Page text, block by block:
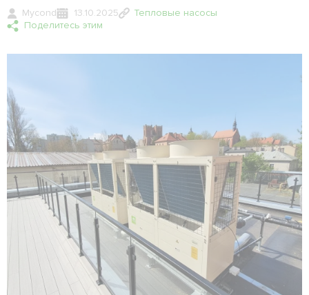
Mycond 13.10.2025
Тепловые насосы
Поделитесь этим